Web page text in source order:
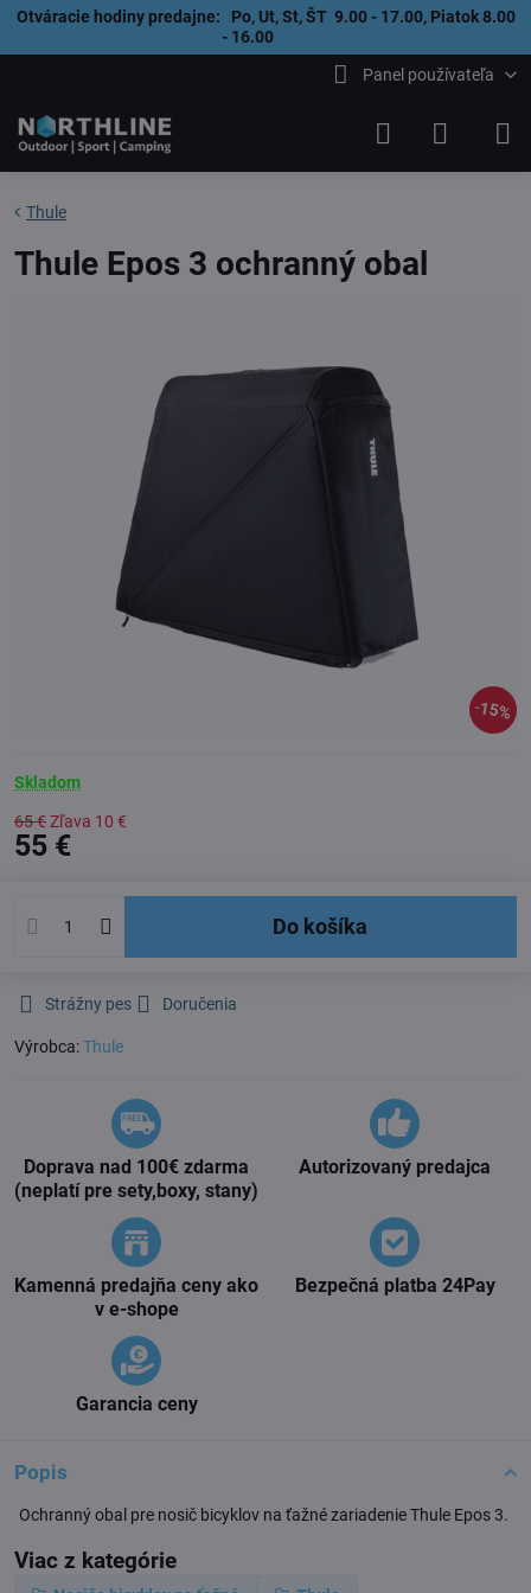
Otváracie hodiny predajne: Po, Ut, St, ŠT 9.00 - 17.00, Piatok 8.00
- 16.00
Panel používateľa
15%
Thule
Thule Epos 3 ochranný obal
Skladom
65 €Zľava 10 €
55 €
Do košíka
Strážny pes Doručenia
Výrobca:Thule
Doprava nad 100€ zdarma
(neplatí pre sety,boxy, stany)
Autorizovaný predajca
Kamenná predajňa ceny ako
v e-shope
Bezpečná platba 24Pay
Garancia ceny
Popis
Ochranný obal pre nosič bicyklov na ťažné zariadenie Thule Epos 3.
Viac z kategórie